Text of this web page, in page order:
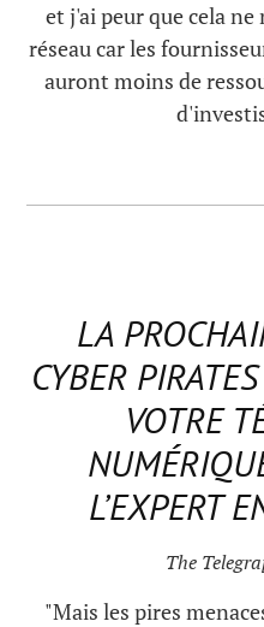
et j'ai peur que cela ne
réseau car les
auront moins de
LA
CYBER
VOTRE
L’EXPERT
The
"Mais les pires